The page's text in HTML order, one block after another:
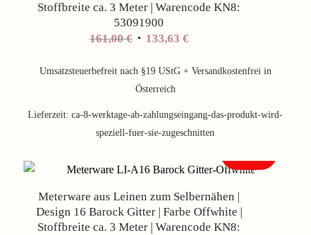
Stoffbreite ca. 3 Meter | Warencode KN8:
53091900
161,00€ Ursprünglicher
war:
161,00 €
133,63 €Aktueller
ist:
Umsatzsteuerbefreit nach §19 UStG + Versandkostenfrei in
Österreich
Lieferzeit:ca-8-werktage-ab-zahlungseingang-das-produkt-wird-
speziell-fuer-sie-zugeschnitten
Meterware aus Leinen zum Selbernähen |
Design 16 Barock Gitter | Farbe Offwhite |
Stoffbreite ca. 3 Meter | Warencode KN8: